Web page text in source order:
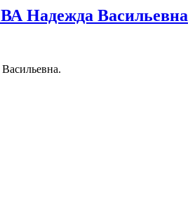
Надежда Васильевна